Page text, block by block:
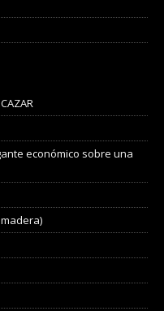
económico sobre una